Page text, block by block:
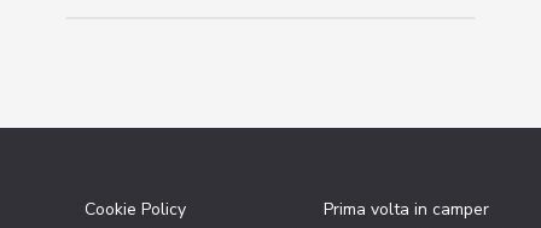
Cookie Policy
Prima volta in camper